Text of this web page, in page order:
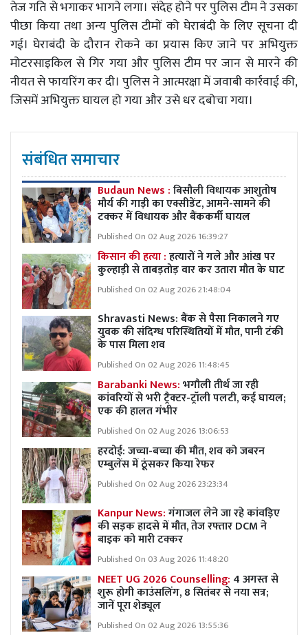
तेज गति से भगाकर भागने लगा। संदेह होने पर पुलिस टीम ने उसका
पीछा किया तथा अन्य पुलिस टीमों को घेराबंदी के लिए सूचना दी
गई। घेराबंदी के दौरान रोकने का प्रयास किए जाने पर अभियुक्त
मोटरसाइकिल से गिर गया और पुलिस टीम पर जान से मारने की
नीयत से फायरिंग कर दी। पुलिस ने आत्मरक्षा में जवाबी कार्रवाई की,
जिसमें अभियुक्त घायल हो गया और उसे धर दबोचा गया।
संबंधित समाचार
Budaun News :बिसौली विधायक आशुतोष
मौर्य की गाड़ी का एक्सीडेंट, आमने-सामने की
टक्कर में विधायक और बैंककर्मी घायल
Published On 02 Aug 2026 16:39:27
किसान की हत्या :हत्यारों ने गले और आंख पर
कुल्हाड़ी से ताबड़तोड़ वार कर उतारा मौत के घाट
Published On 02 Aug 2026 21:48:04
Shravasti News: बैंक से पैसा निकालने गए
युवक की संदिग्ध परिस्थितियों में मौत, पानी टंकी
के पास मिला शव
Published On 02 Aug 2026 11:48:45
Barabanki News:भगौली तीर्थ जा रही
कांवरियों से भरी ट्रैक्टर-ट्रॉली पलटी, कई घायल;
एक की हालत गंभीर
Published On 02 Aug 2026 13:06:53
हरदोई: जच्चा-बच्चा की मौत, शव को जबरन
एम्बुलेंस में ठूंसकर किया रेफर
Published On 02 Aug 2026 23:23:34
Kanpur News:गंगाजल लेने जा रहे कांवड़िए
की सड़क हादसे में मौत, तेज रफ्तार DCM ने
बाइक को मारी टक्कर
Published On 03 Aug 2026 11:48:20
NEET UG 2026 Counselling: 4 अगस्त से
शुरू होगी काउंसलिंग, 8 सितंबर से नया सत्र;
जानें पूरा शेड्यूल
Published On 02 Aug 2026 13:55:36